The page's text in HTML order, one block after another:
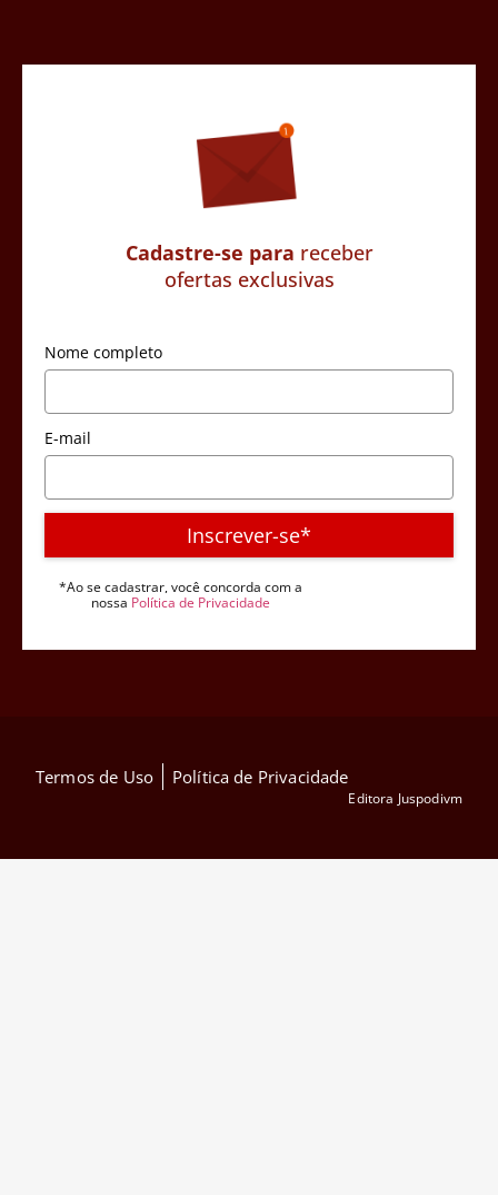
Cadastre-se para receber
ofertas exclusivas
Nome completo
E-mail
Inscrever-se*
*Ao se cadastrar, você concorda com a
nossa Política de Privacidade
Termos de Uso Política de Privacidade
Editora Juspodivm